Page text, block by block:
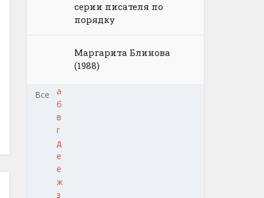
серии писателя по
порядку
Маргарита Блинова
(1988)
Все
а
б
в
г
д
е
ё
ж
з